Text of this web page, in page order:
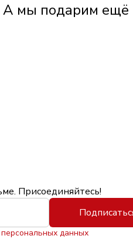
А мы подарим ещё
Присоединяйтесь!
данных